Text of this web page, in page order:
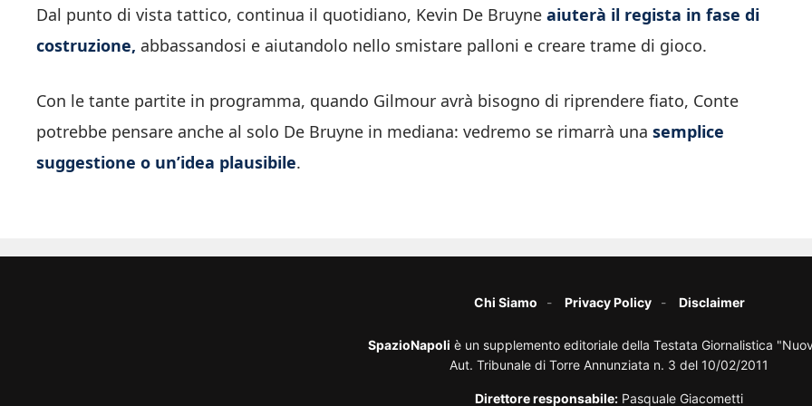
Dal punto di vista tattico, continua il quotidiano, Kevin De Bruyne aiuterà il regista in fase di
costruzione, abbassandosi e aiutandolo nello smistare palloni e creare trame di gioco.
Con le tante partite in programma, quando Gilmour avrà bisogno di riprendere fiato, Conte
potrebbe pensare anche al solo De Bruyne in mediana: vedremo se rimarrà una semplice
suggestione o un’idea plausibile.
Chi Siamo Privacy Policy Disclaimer
SpazioNapoli è un supplemento editoriale della Testata Giornalistica
Aut. Tribunale di Torre Annunziata n. 3 del 10/02/2011
Direttore responsabile: Pasquale Giacometti